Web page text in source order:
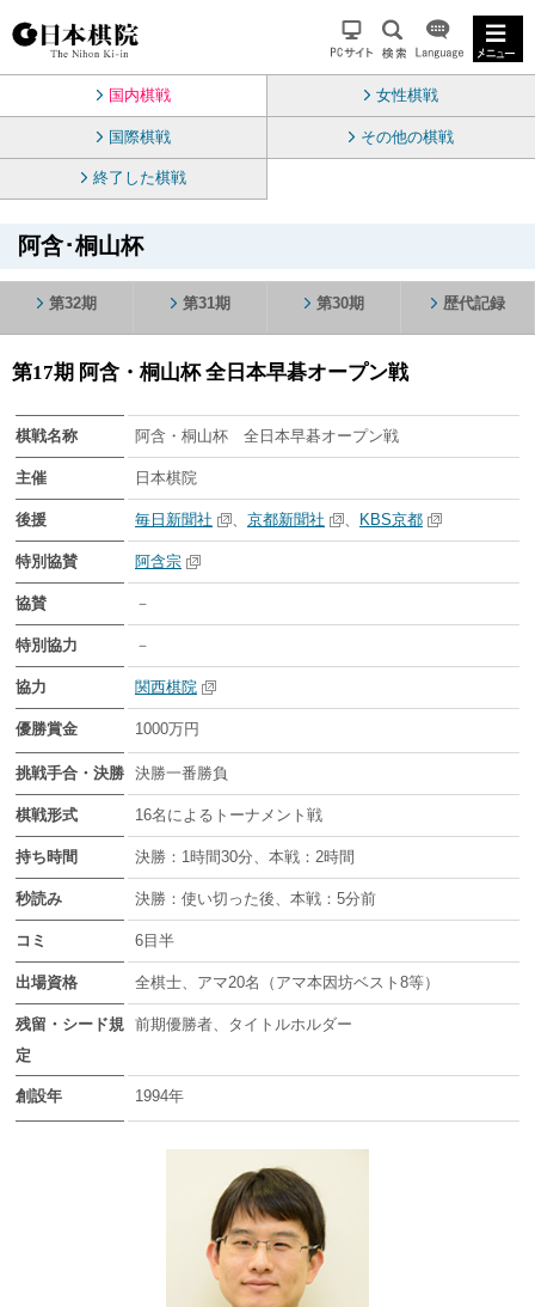
国内棋戦 女性棋戦
国際棋戦 その他の棋戦
終了した棋戦
阿含･桐山杯
第32期 第31期 第30期 歴代記録
第17期 阿含・桐山杯 全日本早碁オープン戦
棋戦名称 阿含・桐山杯 全日本早碁オープン戦
主催 日本棋院
後援 毎日新聞社 京都新聞社 KBS京都
特別協賛 阿含宗
協賛 －
特別協力 －
協力 関西棋院
優勝賞金 1000万円
挑戦手合・決勝 決勝一番勝負
棋戦形式 16名によるトーナメント戦
持ち時間 決勝：1時間30分、本戦：2時間
秒読み 決勝：使い切った後、本戦：5分前
コミ 6目半
出場資格 全棋士、アマ20名（アマ本因坊ベスト8等）
残留・シード規
定
前期優勝者、タイトルホルダー
創設年 1994年